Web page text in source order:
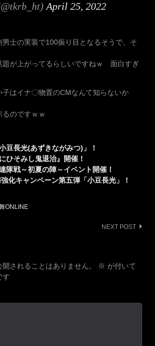
April 25, 2022
男士の実装で100振り目となるそうで、そ
題が上がってるらしいですねｗ 面白すぎ
子はイナ〇物置のCMなんて知らないか
のですｗｗ
豆長光(あずきながみつ)」！
ひそみし鬼退治』開催！
隊戦～初夏の陣～イベント開催！
化キャンペーン第五弾「小豆長光」！
ONLINE
NEXT POST
されることはありません。 ※ が付いて
す